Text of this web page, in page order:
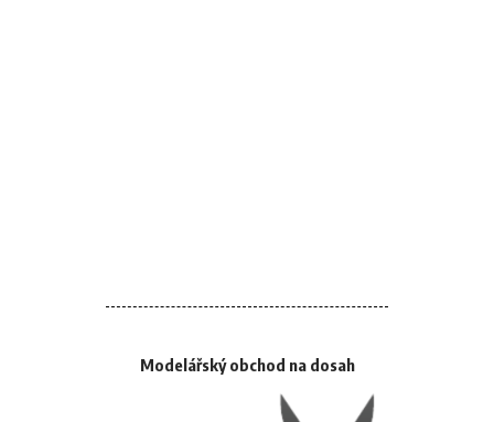
Modelářský obchod na dosah